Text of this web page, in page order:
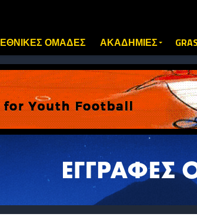
ΕΘΝΙΚΕΣ ΟΜΑΔΕΣ ΑΚΑΔΗΜΙΕΣ